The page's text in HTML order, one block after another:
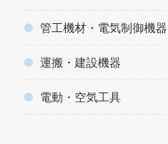
管工機材・電気制御機器
運搬・建設機器
電動・空気工具